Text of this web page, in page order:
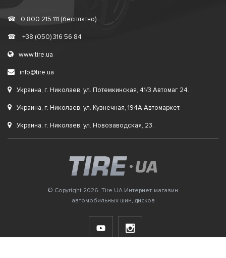
☎ 0 800 215 111 (бесплатно)
☎ +38 (050) 316 56 84
www.tire.ua
info@tire.ua
Украина, г. Николаев, ул. Потемкинская, 41/3 Автомаг 24.
Украина, г. Николаев, ул. Кузнечная, 194А Автомаркет.
Украина, г. Николаев, ул. Новозаводская, 23.
© Copyright 2026. Tire.UA Интернет-магазин
автомобильных шин, дисков